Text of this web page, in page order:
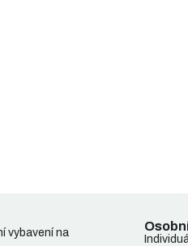
vybavení na